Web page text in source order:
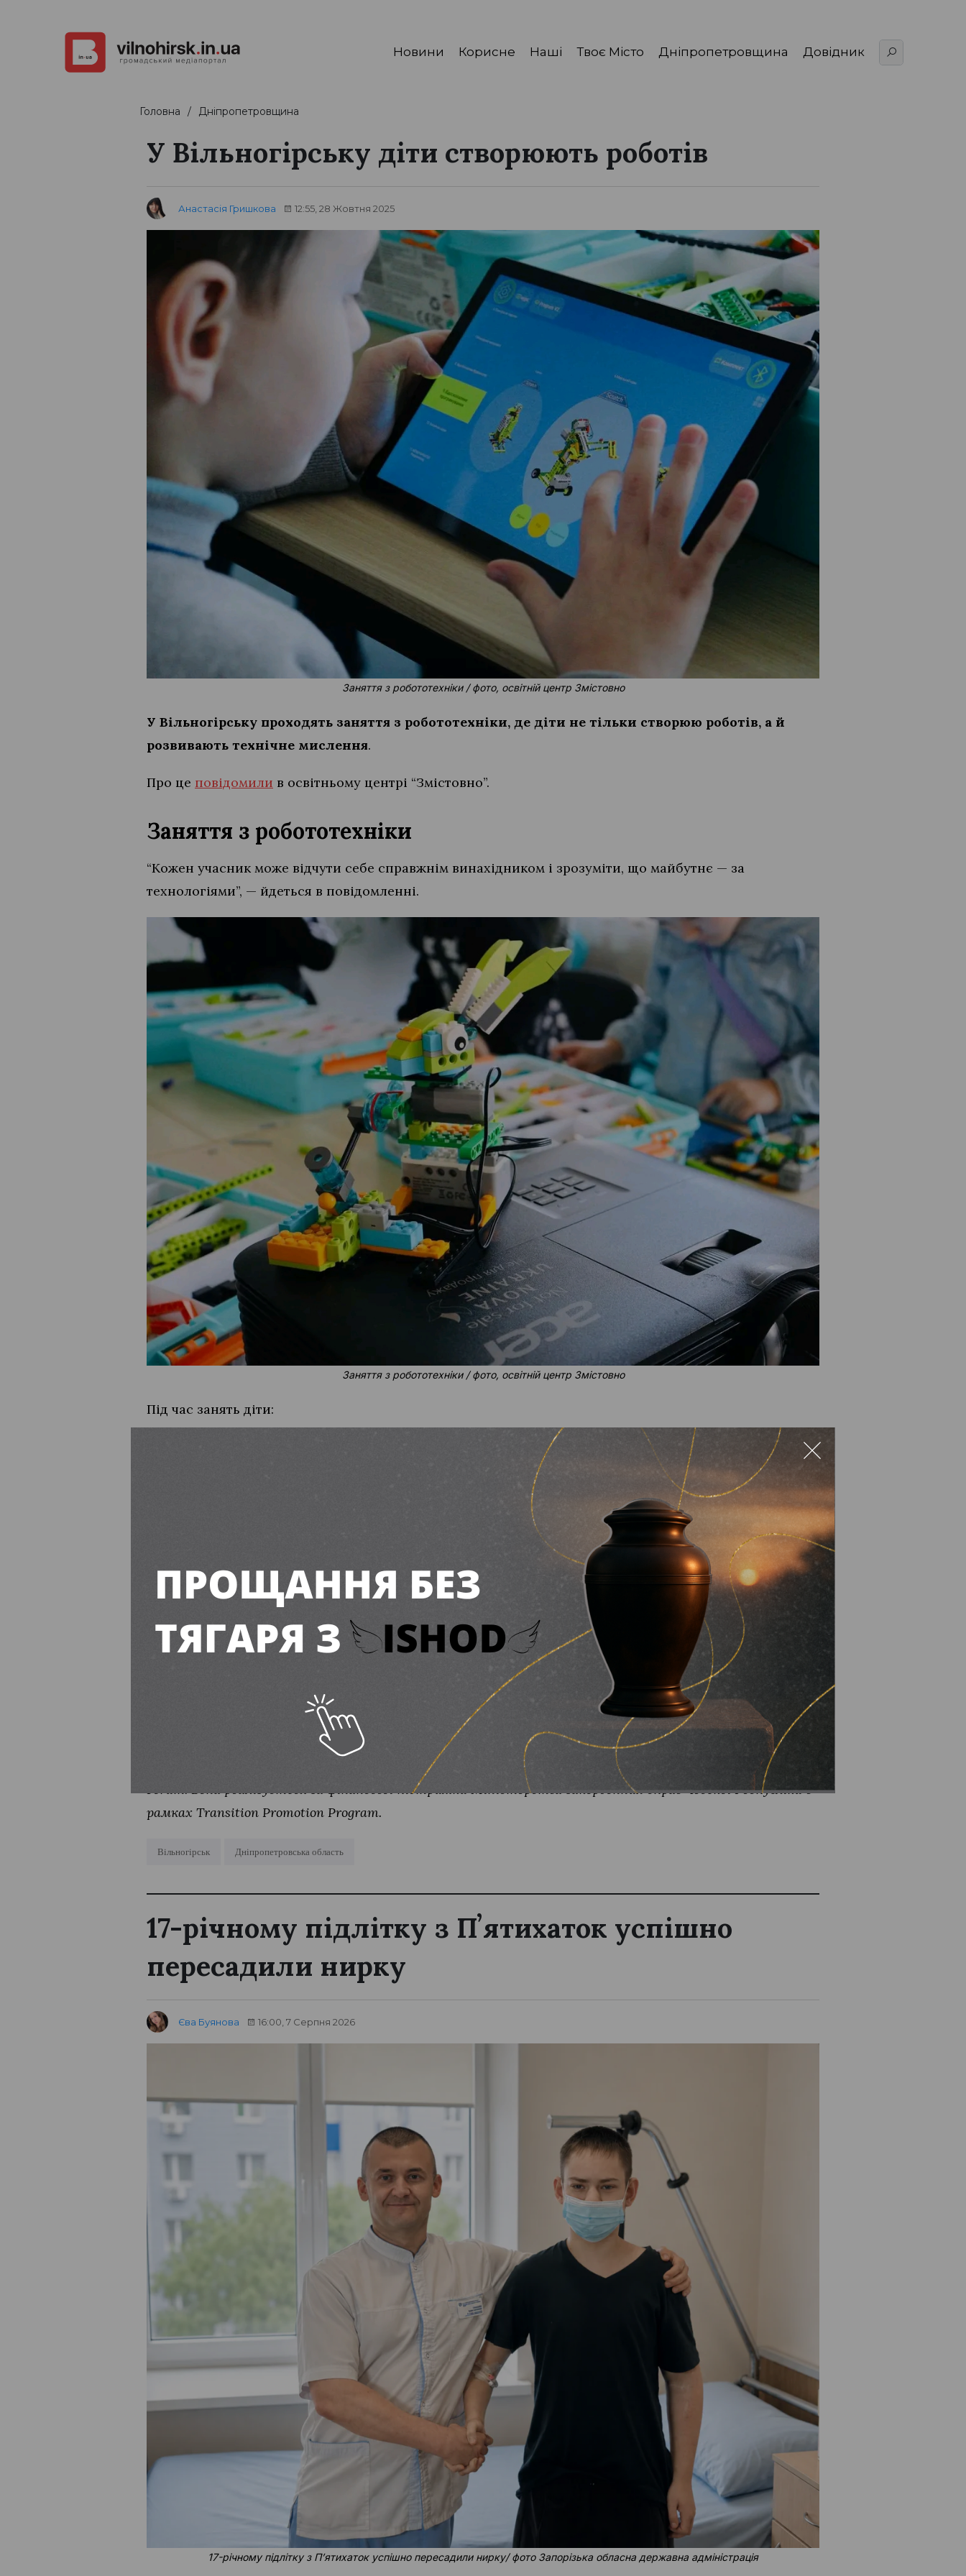
Новини Корисне Наші Твоє Місто Дніпропетровщина Довідник
Головна Дніпропетровщина
У Вільногірську діти створюють роботів
Анастасія Гришкова 12:55, 28 Жовтня 2025
Заняття з робототехніки / фото, освітній центр Змістовно
У Вільногірську проходять заняття з робототехніки, де діти не тільки створюю роботів, а й
розвивають технічне мислення.
Про це повідомили в освітньому центрі “Змістовно”.
Заняття з робототехніки
“Кожен учасник може відчути себе справжнім винахідником і зрозуміти, що майбутнє — за
технологіями”, — йдеться в повідомленні.
Заняття з робототехніки / фото, освітній центр Змістовно
Під час занять діти:
працюють із наборами Robot Master Premium та LEGO;
дізнаються, як оживити свого робота за допомогою планшета;
розвивають логічне мислення, креативність та технічний інтерес до інженерії.
“Проєкт реалізує партнер освітнього центру — Благодійний фонд “Вільногірськ” за підтримки Nova
Ukraine та The Howard G. Buffett Foundation”, — додали в освітньому центрі Змістовно.
Читайте також:
Перші тижні життя малюка: що мають знати батьки
Матеріал створено та опубліковано в межах Програми стратегічної підтримки медіа @Lviv Media
Forum. Вона реалізується за фінансової підтримки Міністерства закордонних справ Чеської Республіки в
рамках Transition Promotion Program.
Вільногірськ Дніпропетровська область
17-річному підлітку з Пʼятихаток успішно
пересадили нирку
Єва Буянова 16:00, 7 Серпня 2026
17-річному підлітку з Пʼятихаток успішно пересадили нирку/ фото Запорізька обласна державна адміністрація